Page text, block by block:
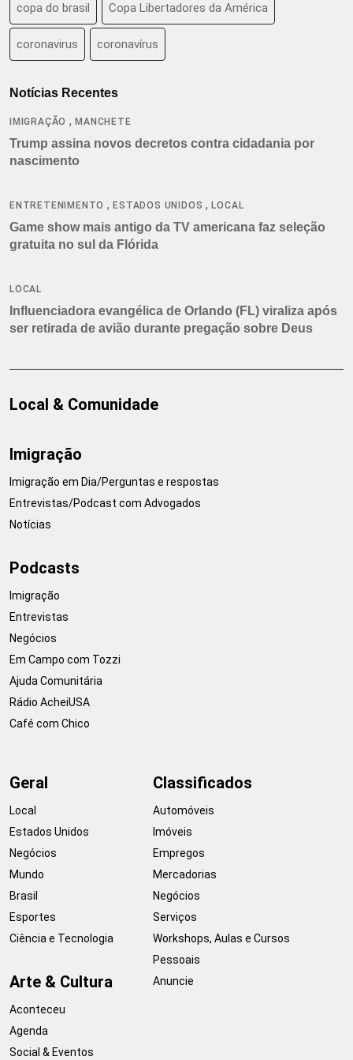
copa do brasil Copa Libertadores da América
coronavirus coronavírus
Notícias Recentes
IMIGRAÇÃO ,MANCHETE
Trump assina novos decretos contra cidadania por
nascimento
ENTRETENIMENTO ,ESTADOS UNIDOS ,LOCAL
Game show mais antigo da TV americana faz seleção
gratuita no sul da Flórida
LOCAL
Influenciadora evangélica de Orlando (FL) viraliza após
ser retirada de avião durante pregação sobre Deus
Local & Comunidade
Imigração
Imigração em Dia/Perguntas e respostas
Entrevistas/Podcast com Advogados
Notícias
Podcasts
Imigração
Entrevistas
Negócios
Em Campo com Tozzi
Ajuda Comunitária
Rádio AcheiUSA
Café com Chico
Geral
Local
Estados Unidos
Negócios
Mundo
Brasil
Esportes
Ciência e Tecnologia
Arte & Cultura
Aconteceu
Agenda
Social & Eventos
Classificados
Automóveis
Imóveis
Empregos
Mercadorias
Negócios
Serviços
Workshops, Aulas e Cursos
Pessoais
Anuncie